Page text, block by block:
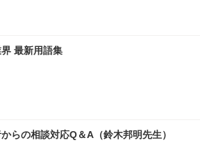
最新用語集
らの相談対応Q＆A（鈴木邦明先生）